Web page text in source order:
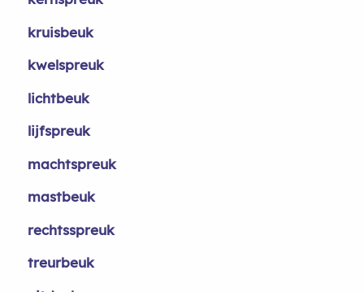
kruisbeuk
kwelspreuk
lichtbeuk
lijfspreuk
machtspreuk
mastbeuk
rechtsspreuk
treurbeuk